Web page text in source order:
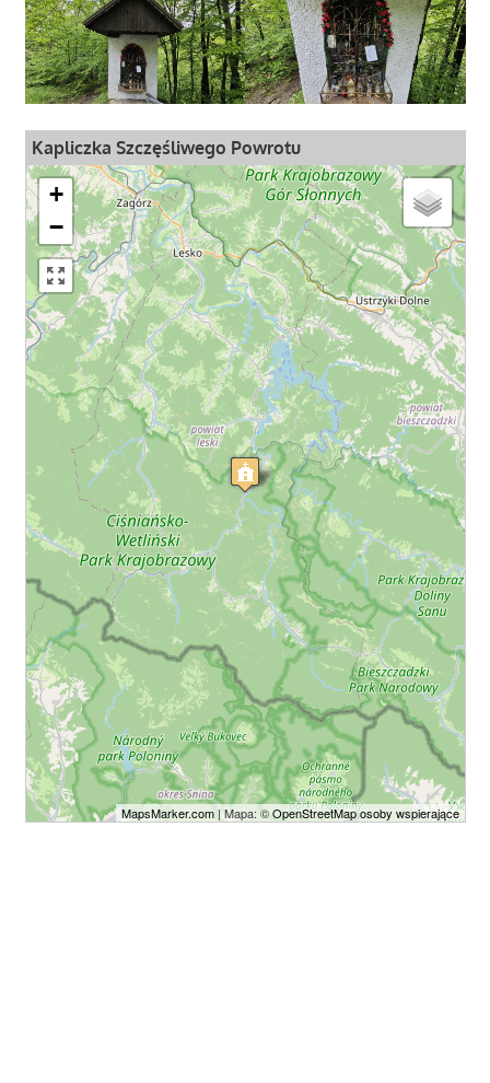
Kapliczka Szczęśliwego Powrotu
+
−
MapsMarker.com| Mapa: ©OpenStreetMap osoby wspierające